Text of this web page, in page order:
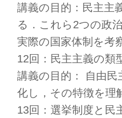
講義の目的：民主主
る．これら2つの政
実際の国家体制を考
12回：民主主義の類
講義の目的： 自由
化し，その特徴を理
13回：選挙制度と民